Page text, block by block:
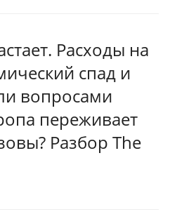
Расходы на
спад и
вопросами
переживает
Разбор The